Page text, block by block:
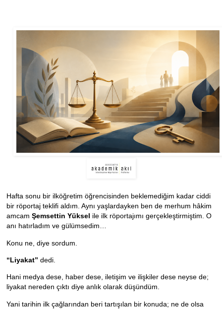
Hafta sonu bir ilköğretim öğrencisinden beklemediğim kadar ciddi
bir röportaj teklifi aldım. Aynı yaşlardayken ben de merhum hâkim
amcam Şemsettin Yüksel ile ilk röportajımı gerçekleştirmiştim. O
anı hatırladım ve gülümsedim…
Konu ne, diye sordum.
“Liyakat” dedi.
Hani medya dese, haber dese, iletişim ve ilişkiler dese neyse de;
liyakat nereden çıktı diye anlık olarak düşündüm.
Yani tarihin ilk çağlarından beri tartışılan bir konuda; ne de olsa